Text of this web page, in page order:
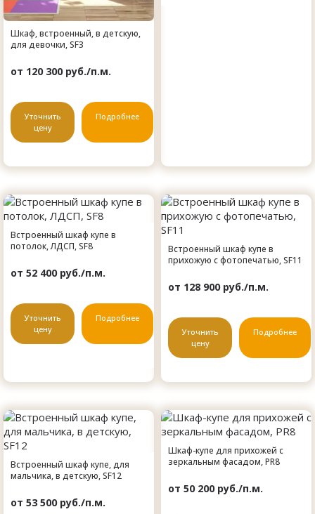
Шкаф, встроенный, в детскую,
для девочки, SF3
от 120 300 руб./п.м.
Уточнить
цену
Подробнее
Встроенный шкаф купе в
потолок, ЛДСП, SF8
от 52 400 руб./п.м.
Уточнить
цену
Подробнее
Встроенный шкаф купе в
прихожую с фотопечатью, SF11
от 128 900 руб./п.м.
Уточнить
цену
Подробнее
Встроенный шкаф купе, для
мальчика, в детскую, SF12
от 53 500 руб./п.м.
Шкаф-купе для прихожей с
зеркальным фасадом, PR8
от 50 200 руб./п.м.